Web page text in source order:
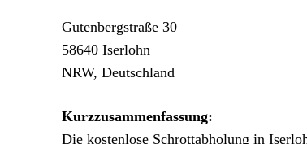
Gutenbergstraße 30
58640 Iserlohn
NRW, Deutschland
Kurzzusammenfassung:
Die kostenlose Schrottabholung in